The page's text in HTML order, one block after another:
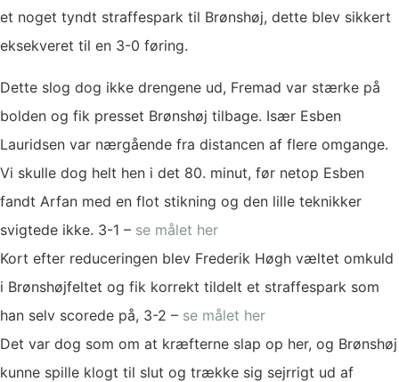
et noget tyndt straffespark til Brønshøj, dette blev sikkert
eksekveret til en 3-0 føring.
Dette slog dog ikke drengene ud, Fremad var stærke på
bolden og fik presset Brønshøj tilbage. Især Esben
Lauridsen var nærgående fra distancen af flere omgange.
Vi skulle dog helt hen i det 80. minut, før netop Esben
fandt Arfan med en flot stikning og den lille teknikker
svigtede ikke. 3-1 – se målet her
Kort efter reduceringen blev Frederik Høgh væltet omkuld
i Brønshøjfeltet og fik korrekt tildelt et straffespark som
han selv scorede på, 3-2 – se målet her
Det var dog som om at kræfterne slap op her, og Brønshøj
kunne spille klogt til slut og trække sig sejrrigt ud af